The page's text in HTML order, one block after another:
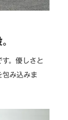
。優しさと
包み込みま